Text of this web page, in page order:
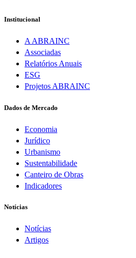
Institucional
A ABRAINC
Associadas
Relatórios Anuais
ESG
Projetos ABRAINC
Dados de Mercado
Economia
Jurídico
Urbanismo
Sustentabilidade
Canteiro de Obras
Indicadores
Notícias
Notícias
Artigos